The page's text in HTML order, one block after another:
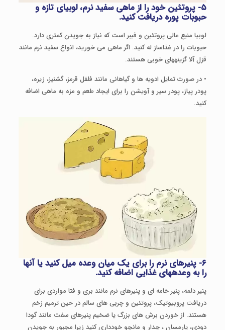
۵- پروتئین خود را از ماهی سفید نرم، لوبیای تازه و
حبوبات پوره دریافت کنید.
لوبیا منبع عالی پروتئین و فیبر است که نیاز به جویدن کمتری دارد.
حبوبات را در غذاساز له کنید. اگر ماهی می خورید، انواع سفید نرم مانند
قزل آلا گزینه­های خوبی هستند.
• در صورت تمایل ادویه ها و گیاهانی مانند فلفل قرمز، گشنیز، زیره،
پودر پیاز، پودر سیر و آویشن را برای ایجاد طعم و مزه به ماهی اضافه
کنید.
۶- پنیرهای نرم را برای یک میان وعده میل کنید یا آن­ها
را به وعده­های غذایی اضافه کنید.
پنیر دلمه، پنیر خامه ای و پنیرهای نرم مانند بری و فتا مواردی برای
دریافت پروبیوتیک، پروتئین و چربی های سالم در حین ترمیم زخم
هستند. از خوردن برش های بزرگ یا ضخیم پنیرهای سفت مانند گودا
دودی، پارمسان ، چدار و مانچو خودداری کنید زیرا مجبور به جویدن